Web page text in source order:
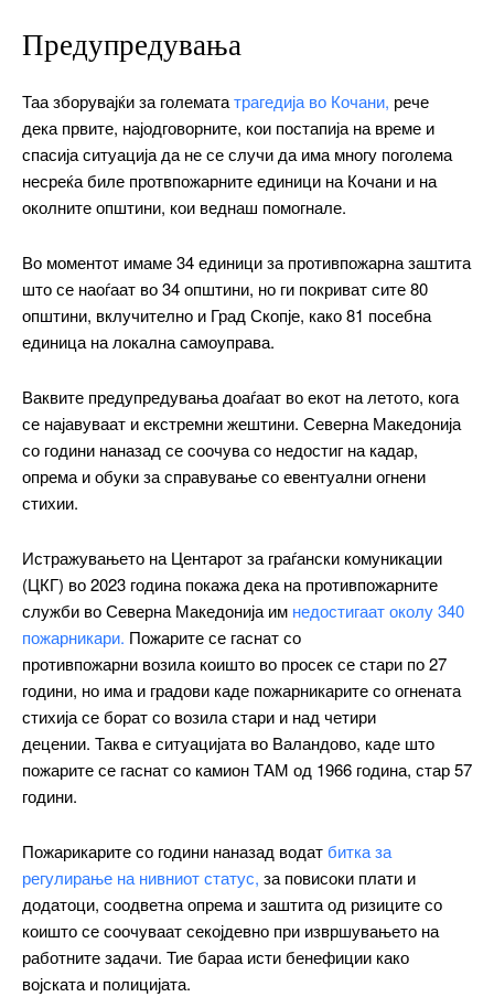
ИЗБЕРЕТЕ ПЛАН
Etiam est nibh, lobortis sit
Praesent euismod ac
Ut mollis pellentesque tortor
Nullam eu erat condimentum
Orci varius natoque dolor
Pro
$100 / yearplaceholder text
Full member access:
Etiam est nibh, lobortis sit
Praesent euismod ac
Nullam eu erat condimentum
Donec quis est ac felis
Orci varius natoque dolor
Yearly pricing Monthly pricing
Предупредувања
Таа зборувајќи за големататрагедија во Кочани, рече
дека првите, најодговорните, кои постапија на време и
спасија ситуација да не се случи да има многу поголема
несреќа биле протвпожарните единици на Кочани и на
околните општини, кои веднаш помогнале.
Во моментот имаме 34 единици за противпожарна заштита
што се наоѓаат во 34 општини, но ги покриват сите 80
општини, вклучително и Град Скопје, како 81 посебна
единица на локална самоуправа.
Ваквите предупредувања доаѓаат во екот на летото, кога
се најавуваат и екстремни жештини. Северна Македонија
со години наназад се соочува со недостиг на кадар,
опрема и обуки за справување со евентуални огнени
стихии.
Истражувањето на Центарот за граѓански комуникации
(ЦКГ) во 2023 година покажа дека на противпожарните
служби во Северна Македонија им недостигаат околу 340
пожарникари. Пожарите се гаснат со
противпожарни возила коишто во просек се стари по 27
години, но има и градови каде пожарникарите со огнената
стихија се борат со возила стари и над четири
децении. Таква е ситуацијата во Валандово, каде што
пожарите се гаснат со камион ТАМ од 1966 година, стар 57
години.
Пожарикарите со години наназад водатбитка за
регулирање на нивниот статус, за повисоки плати и
додатоци, соодветна опрема и заштита од ризиците со
коишто се соочуваат секојдевно при извршувањето на
работните задачи. Тие бараа исти бенефиции како
војската и полицијата.